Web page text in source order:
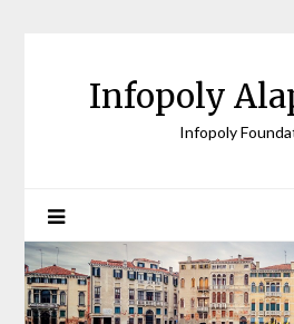
Infopoly
Infopoly